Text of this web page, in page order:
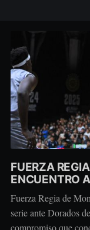
FUERZA
ENCUENTRO
Fuerza Regia de
serie ante Dorados
compromiso que